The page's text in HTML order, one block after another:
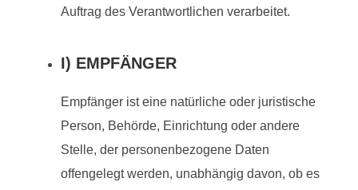
Auftrag des Verantwortlichen verarbeitet.
I) EMPFÄNGER
Empfänger ist eine natürliche oder juristische
Person, Behörde, Einrichtung oder andere
Stelle, der personenbezogene Daten
offengelegt werden, unabhängig davon, ob es